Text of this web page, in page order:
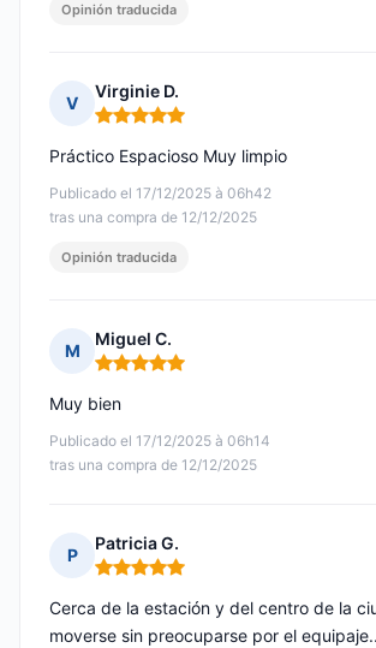
Opinión traducida
V
Virginie D.
Nota: 5 de 5
Publicado el 17/12/2025 à 06h42
tras una compra de 12/12/2025
Práctico Espacioso Muy limpio
Opinión traducida
M
Miguel C.
Nota: 5 de 5
Publicado el 17/12/2025 à 06h14
tras una compra de 12/12/2025
Muy bien
P
Patricia G.
Nota: 5 de 5
Cerca de la estación y del centro de la
moverse sin preocuparse por el